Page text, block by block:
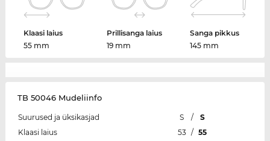
Klaasi laius
55 mm
Prillisanga laius
19 mm
Sanga pikkus
145 mm
TB 50046 Mudeliinfo
Suurused ja üksikasjad S /
S
Klaasi laius
53 / 55